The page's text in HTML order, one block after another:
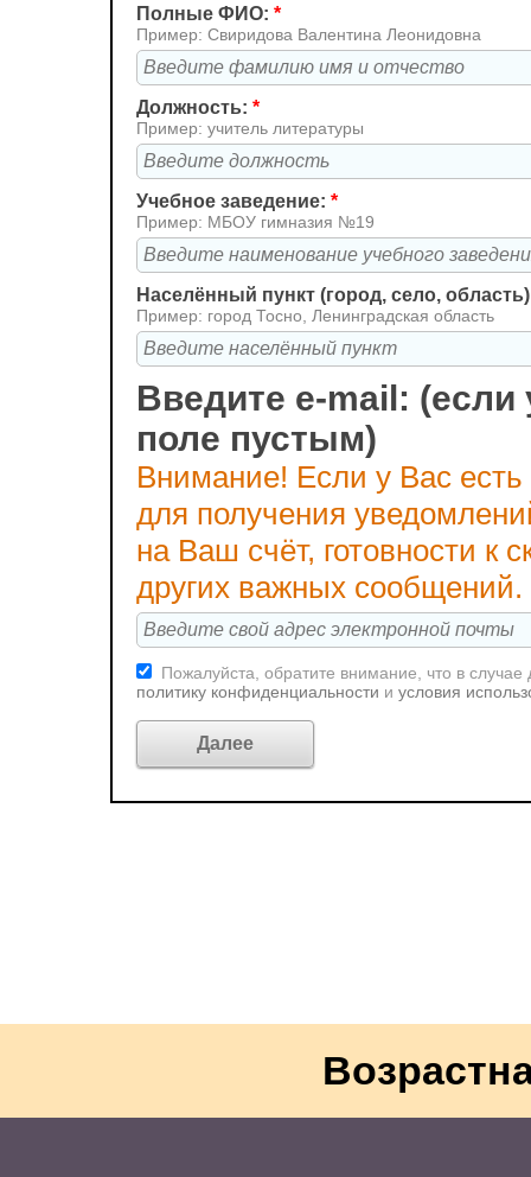
Полные ФИО: *
Пример: Свиридова Валентина Леонидовна
Должность: *
Пример: учитель литературы
Учебное заведение: *
Пример: МБОУ гимназия №19
Населённый пункт (город, село,
Пример: город Тосно, Ленинградская область
Введите e-mail: (если
поле пустым)
Внимание! Если у Вас
для получения
на Ваш счёт, готовности к
других важных сообщений.
Пожалуйста, обратите внимание, что в
политику конфиденциальности и условия